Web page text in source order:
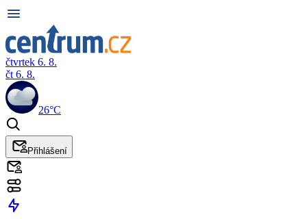
čtvrtek 6. 8.
čt 6. 8.
26°C
Přihlášení